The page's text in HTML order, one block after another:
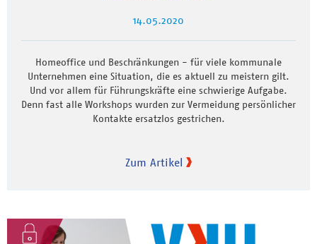
14.05.2020
Homeoffice und Beschränkungen - für viele kommunale
Unternehmen eine Situation, die es aktuell zu meistern gilt.
Und vor allem für Führungskräfte eine schwierige Aufgabe.
Denn fast alle Workshops wurden zur Vermeidung persönlicher
Kontakte ersatzlos gestrichen.
Zum Artikel